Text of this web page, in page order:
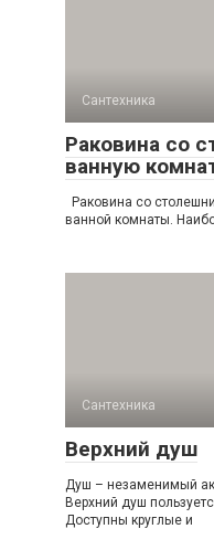
Сантехника
Раковина со
ванную
Раковина со
ванной комнаты.
Сантехника
Верхний душ
Душ – незаменимый
Верхний душ
Доступны круглые и